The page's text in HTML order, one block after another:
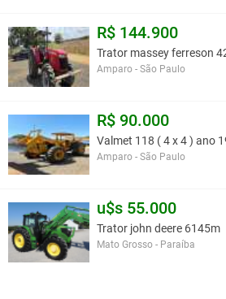
R$ 144.900
Trator massey ferreson
Amparo - São Paulo
R$ 90.000
Valmet 118 ( 4 x 4 ) ano
Amparo - São Paulo
u$s 55.000
Trator john deere 6145m
Mato Grosso - Paraíba